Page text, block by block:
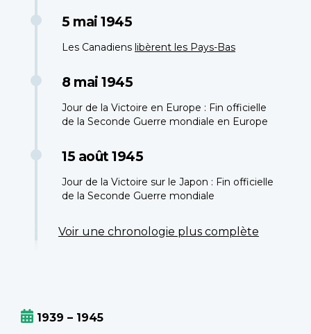
5 mai 1945
Les Canadiens libèrent les Pays-Bas
8 mai 1945
Jour de la Victoire en Europe : Fin officielle
de la Seconde Guerre mondiale en Europe
15 août 1945
Jour de la Victoire sur le Japon : Fin officielle
de la Seconde Guerre mondiale
Voir une chronologie plus complète
1939 – 1945